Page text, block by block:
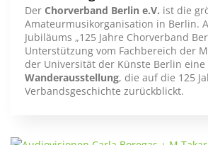
Der Chorverband Berlin e.V. ist die
Amateurmusikorganisation in Berlin.
Jubiläums „125 Jahre Chorverband
Unterstützung vom Fachbereich der
der Universität der Künste Berlin eine
Wanderausstellung, die auf die 125
Verbandsgeschichte zurückblickt.